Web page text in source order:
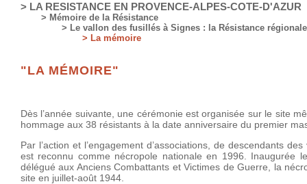
> LA RESISTANCE EN PROVENCE-ALPES-COTE-D'AZUR
> Mémoire de la Résistance
> Le vallon des fusillés à Signes : la Résistance
> La mémoire
"LA MÉMOIRE"
Dès l’année suivante, une cérémonie est organisée sur le site
hommage aux 38 résistants à la date anniversaire du premier
Par l’action et l’engagement d’associations, de descendants
est reconnu comme nécropole nationale en 1996.
délégué aux Anciens Combattants et Victimes de Guerre, la
site en juillet-août 1944.